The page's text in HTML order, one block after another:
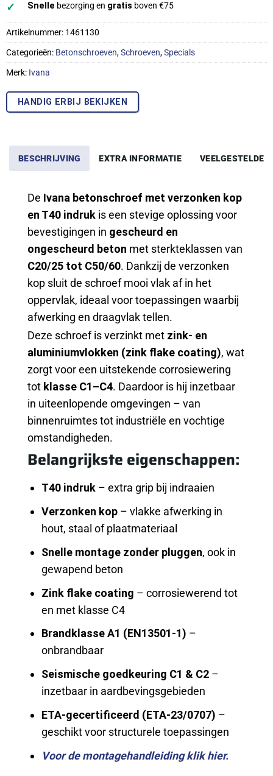
✓ Snelle bezorging en gratis boven €75
Artikelnummer: 1461130
Categorieën: Betonschroeven,Schroeven,Specials
Merk: Ivana
HANDIG ERBIJ BEKIJKEN
BESCHRIJVING EXTRA INFORMATIE VEELGESTELDE
IVANA
BETONSCHROEF
VERZONKENKOP
T40
–
BETROUWBARE
VERANKERING
IN
BETON,
MET
HOGE
CORROSIEBESCHERMING
EN
SEISMISCHE
GOEDKEURING
De Ivana betonschroef met verzonken kop
en T40 indruk is een stevige oplossing voor
bevestigingen in gescheurd en
ongescheurd beton met sterkteklassen van
C20/25 tot C50/60. Dankzij de verzonken
kop sluit de schroef mooi vlak af in het
oppervlak, ideaal voor toepassingen waarbij
afwerking en draagvlak tellen.
Deze schroef is verzinkt met zink- en
aluminiumvlokken (zink flake coating), wat
zorgt voor een uitstekende corrosiewering
tot klasse C1–C4. Daardoor is hij inzetbaar
in uiteenlopende omgevingen – van
binnenruimtes tot industriële en vochtige
omstandigheden.
Belangrijkste eigenschappen:
T40 indruk – extra grip bij indraaien
Verzonken kop – vlakke afwerking in
hout, staal of plaatmateriaal
Snelle montage zonder pluggen, ook in
gewapend beton
Zink flake coating – corrosiewerend tot
en met klasse C4
Brandklasse A1 (EN13501-1) –
onbrandbaar
Seismische goedkeuring C1 & C2 –
inzetbaar in aardbevingsgebieden
ETA-gecertificeerd (ETA-23/0707) –
geschikt voor structurele toepassingen
Voor de montagehandleiding klik hier.